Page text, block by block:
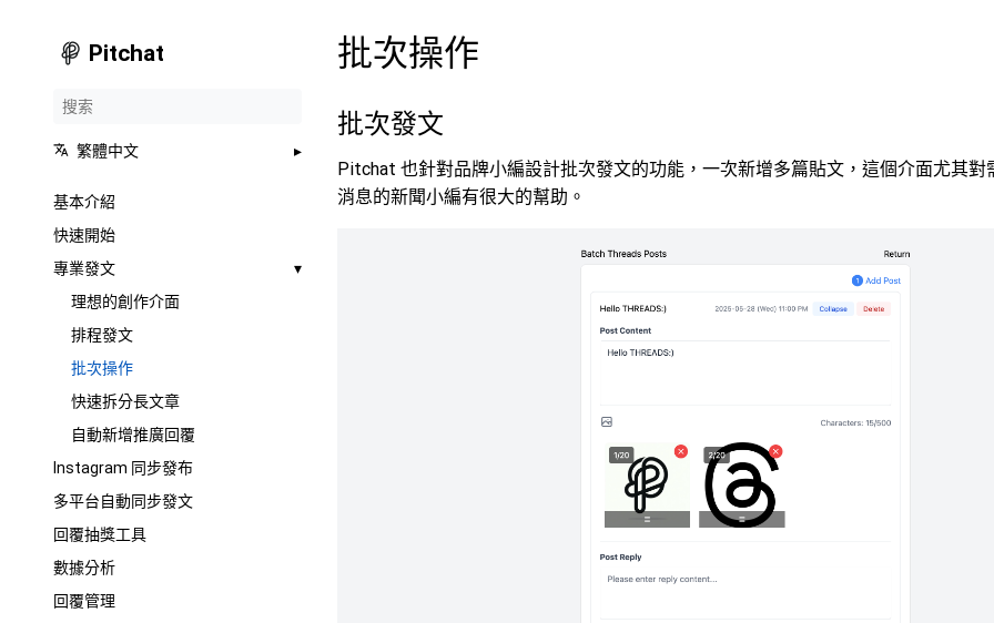
Pitchat
繁體中文
基本介紹
快速開始
專業發文
理想的創作介面
排程發文
批次操作
快速拆分長文章
自動新增推廣回覆
Instagram 同步發布
多平台自動同步發文
回覆抽獎工具
數據分析
回覆管理
批次操作
批次發文
Pitchat 也針對品牌小編設計批次發文的功能，一次新增多篇貼文，這個介面尤其對
消息的新聞小編有很大的幫助。